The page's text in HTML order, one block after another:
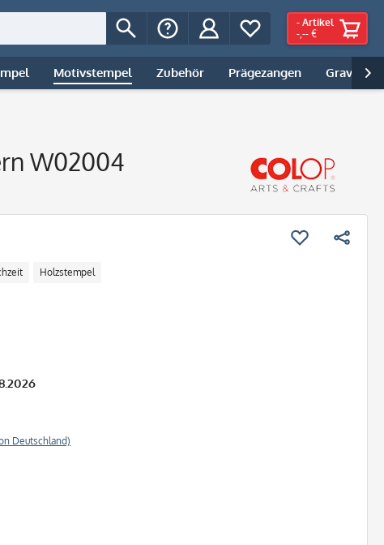
- Artikel
-,-- €
Motivstempel Zubehör Prägezangen Gravur |

W02004
Holzstempel
Deutschland)